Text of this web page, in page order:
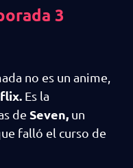
3
no es un anime,
Es la
de Seven, un
falló el curso de